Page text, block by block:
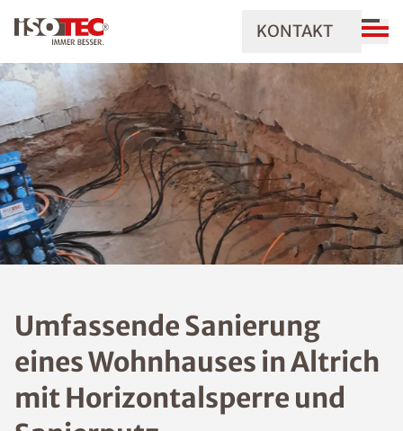
KONTAKT
Umfassende Sanierung
eines Wohnhauses in Altrich
mit Horizontalsperre und